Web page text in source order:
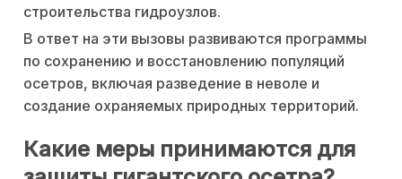
строительства гидроузлов.
В ответ на эти вызовы развиваются программы
по сохранению и восстановлению популяций
осетров, включая разведение в неволе и
создание охраняемых природных территорий.
Какие меры принимаются для